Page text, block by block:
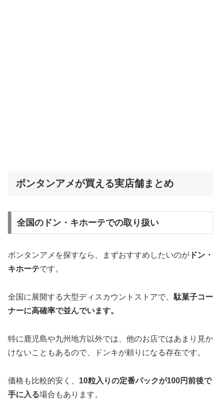
ボンタンアメが買える実店舗まとめ
全国のドン・キホーテでの取り扱い
ボンタンアメを探すなら、まずおすすめしたいのが ドン・
キホーテです。
全国に展開する大型ディスカウントストアで、 駄菓子コー
ナーに高確率で並んでいます。
特に鹿児島や九州地方以外では、他のお店ではあまり見か
けないこともあるので、ドンキが頼りになる存在です。
価格も比較的安く、 10粒入りの定番パックが100円前後で
手に入る場合もあります。